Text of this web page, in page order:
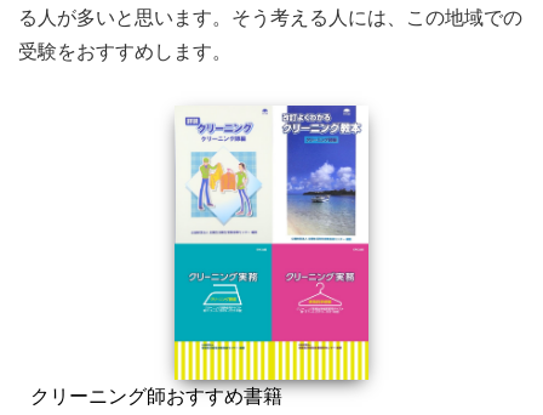
る人が多いと思います。そう考える人には、この地域での
受験をおすすめします。
クリーニング師おすすめ書籍